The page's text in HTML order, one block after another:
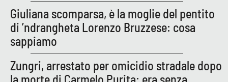
Destinazioni
Eventi
Food
Giuliana scomparsa, è la moglie del pentito
di ’ndrangheta Lorenzo Bruzzese: cosa
sappiamo
Zungri, arrestato per omicidio stradale dopo